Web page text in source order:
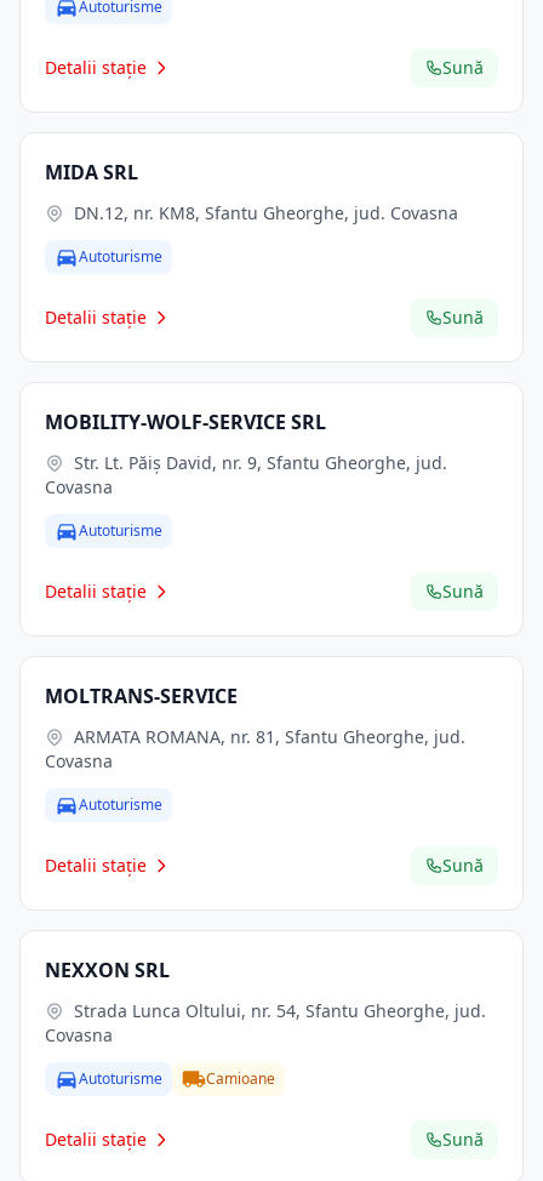
Autoturisme
Detalii stație Sună
MIDA SRL
DN.12, nr. KM8, Sfantu Gheorghe, jud. Covasna
Autoturisme
Detalii stație Sună
MOBILITY-WOLF-SERVICE SRL
Covasna
Autoturisme
Detalii stație Sună
MOLTRANS-SERVICE
Covasna
Autoturisme
Detalii stație Sună
NEXXON SRL
Covasna
Autoturisme Camioane
Detalii stație Sună